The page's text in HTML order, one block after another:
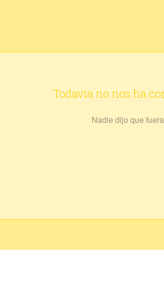
Todavía no nos ha
Nadie dijo que